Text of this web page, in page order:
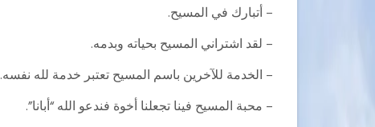
– أتبارك في المسيح.
– لقد اشتراني المسيح بحياته وبدمه.
– الخدمة للآخرين باسم المسيح تعتبر خدمة لله نفسه.
– محبة المسيح فينا تجعلنا أخوة فندعو الله “أبانا”.